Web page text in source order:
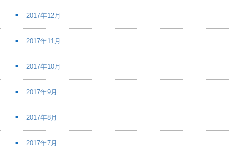
2017年12月
2017年11月
2017年10月
2017年9月
2017年8月
2017年7月